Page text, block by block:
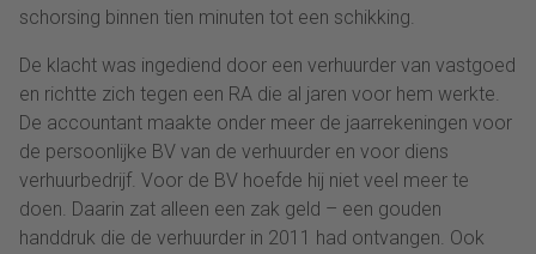
schorsing binnen tien minuten tot een schikking.
De klacht was ingediend door een verhuurder van vastgoed
en richtte zich tegen een RA die al jaren voor hem werkte.
De accountant maakte onder meer de jaarrekeningen voor
de persoonlijke BV van de verhuurder en voor diens
verhuurbedrijf. Voor de BV hoefde hij niet veel meer te
doen. Daarin zat alleen een zak geld – een gouden
handdruk die de verhuurder in 2011 had ontvangen. Ook